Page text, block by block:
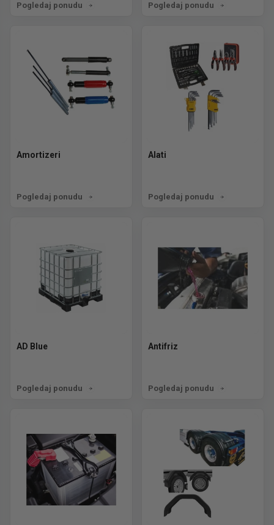
Pogledaj ponudu Pogledaj ponudu
Amortizeri
Pogledaj ponudu
Alati
Pogledaj ponudu
AD Blue
Pogledaj ponudu
Antifriz
Pogledaj ponudu